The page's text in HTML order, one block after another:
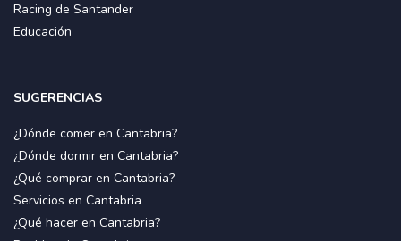
Racing de Santander
Educación
SUGERENCIAS
¿Dónde comer en Cantabria?
¿Dónde dormir en Cantabria?
¿Qué comprar en Cantabria?
Servicios en Cantabria
¿Qué hacer en Cantabria?